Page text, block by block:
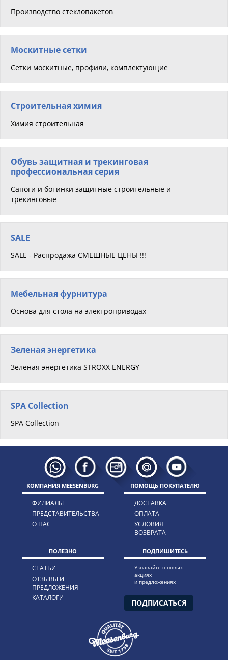
Производство стеклопакетов
Москитные сетки
Сетки москитные, профили, комплектующие
Строительная химия
Химия строительная
Обувь защитная и трекинговая
профессиональная серия
Сапоги и ботинки защитные строительные и
трекинговые
SALE
SALE - Распродажа СМЕШНЫЕ ЦЕНЫ !!!
Мебельная фурнитура
Основа для стола на электроприводах
Зеленая энергетика
Зеленая энергетика STROXX ENERGY
SPA Collection
SPA Collection
КОМПАНИЯ MEESENBURG
ФИЛИАЛЫ
ПРЕДСТАВИТЕЛЬСТВА
О НАС
ПОМОЩЬ ПОКУПАТЕЛЮ
ДОСТАВКА
ОПЛАТА
УСЛОВИЯ
ВОЗВРАТА
ПОЛЕЗНО
СТАТЬИ
ОТЗЫВЫ И
ПРЕДЛОЖЕНИЯ
КАТАЛОГИ
ПОДПИШИТЕСЬ
Узнавайте о новых
акциях
и предложениях
ПОДПИСАТЬСЯ